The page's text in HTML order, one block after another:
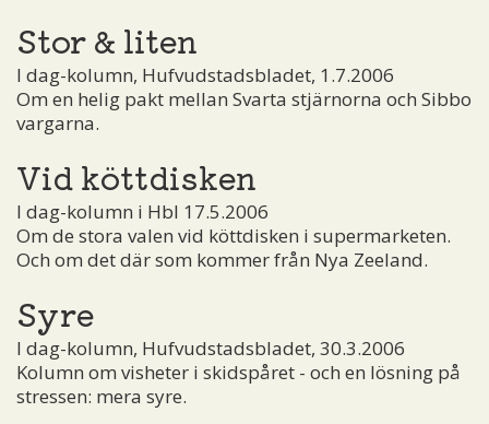
Stor & liten
I dag-kolumn, Hufvudstadsbladet, 1.7.2006
Om en helig pakt mellan Svarta stjärnorna och Sibbo
vargarna.
Vid köttdisken
I dag-kolumn i Hbl 17.5.2006
Om de stora valen vid köttdisken i supermarketen.
Och om det där som kommer från Nya Zeeland.
Syre
I dag-kolumn, Hufvudstadsbladet, 30.3.2006
Kolumn om visheter i skidspåret - och en lösning på
stressen: mera syre.